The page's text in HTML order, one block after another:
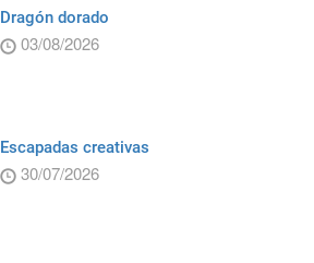
Dragón dorado
03/08/2026
Escapadas creativas
30/07/2026